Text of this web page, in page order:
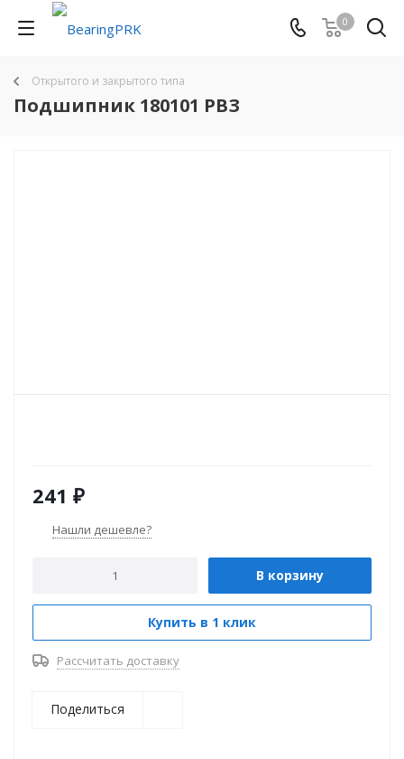
0
Открытого и закрытого типа
Подшипник 180101 РВЗ
241 ₽
Нашли дешевле?
В корзину
Купить в 1 клик
Рассчитать доставку
Поделиться